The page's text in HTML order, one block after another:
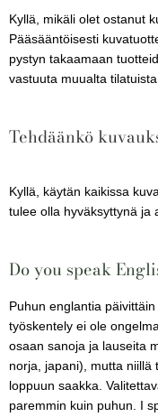
Kyllä, mikäli olet ostanut
Pääsääntöisesti
pystyn takaamaan
vastuuta muualta
Tehdäänkö
Kyllä, käytän kaikissa
tulee olla hyväksyttynä ja
Do you speak
Puhun englantia
työskentely ei ole
osaan sanoja ja lauseita
norja, japani), mutta niillä
loppuun saakka.
paremmin kuin puhun. I